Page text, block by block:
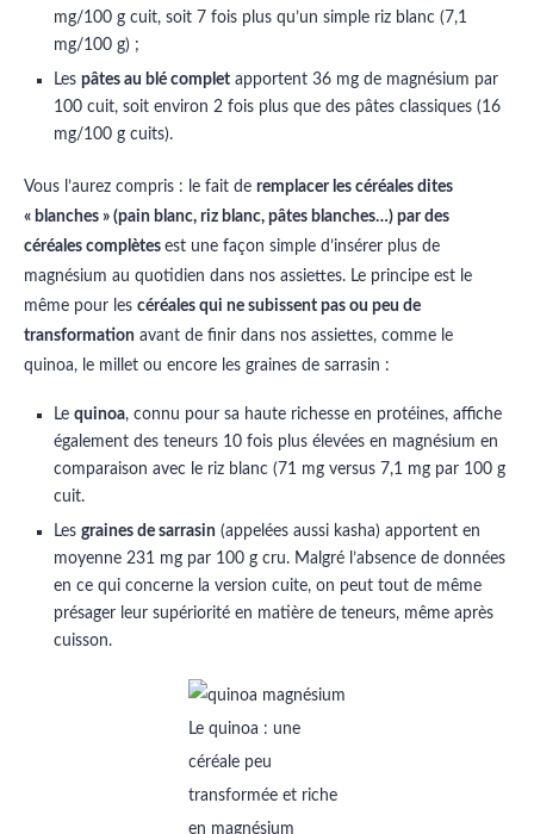
mg/100 g cuit, soit 7 fois plus qu’un simple riz blanc (7,1
mg/100 g) ;
Les pâtes au blé complet apportent 36 mg de magnésium par
100 cuit, soit environ 2 fois plus que des pâtes classiques (16
mg/100 g cuits).
Vous l’aurez compris : le fait de remplacer les céréales dites
« blanches » (pain blanc, riz blanc, pâtes blanches…) par des
céréales complètes est une façon simple d’insérer plus de
magnésium au quotidien dans nos assiettes. Le principe est le
même pour les céréales qui ne subissent pas ou peu de
transformation avant de finir dans nos assiettes, comme le
quinoa, le millet ou encore les graines de sarrasin :
Le quinoa, connu pour sa haute richesse en protéines, affiche
également des teneurs 10 fois plus élevées en magnésium en
comparaison avec le riz blanc (71 mg versus 7,1 mg par 100 g
cuit.
Les graines de sarrasin (appelées aussi kasha) apportent en
moyenne 231 mg par 100 g cru. Malgré l’absence de données
en ce qui concerne la version cuite, on peut tout de même
présager leur supériorité en matière de teneurs, même après
cuisson.
Le quinoa : une
céréale peu
transformée et riche
en magnésium